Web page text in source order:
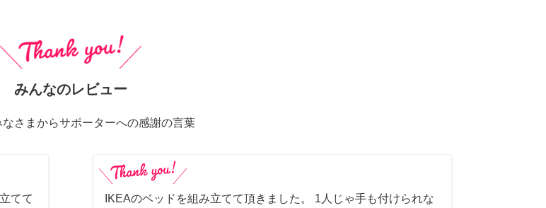
みんなのレビュー
さまからサポーターへの感謝の言葉
てて
IKEAのベッドを組み立てて頂きました。 1人じゃ手も付けられな